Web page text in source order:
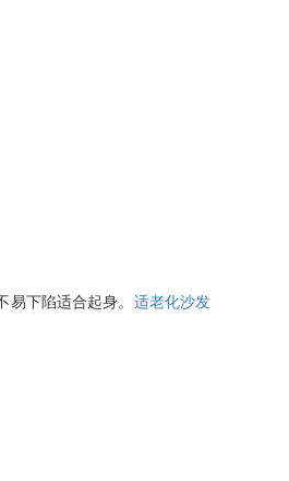
下陷适合起身。 适老化沙发